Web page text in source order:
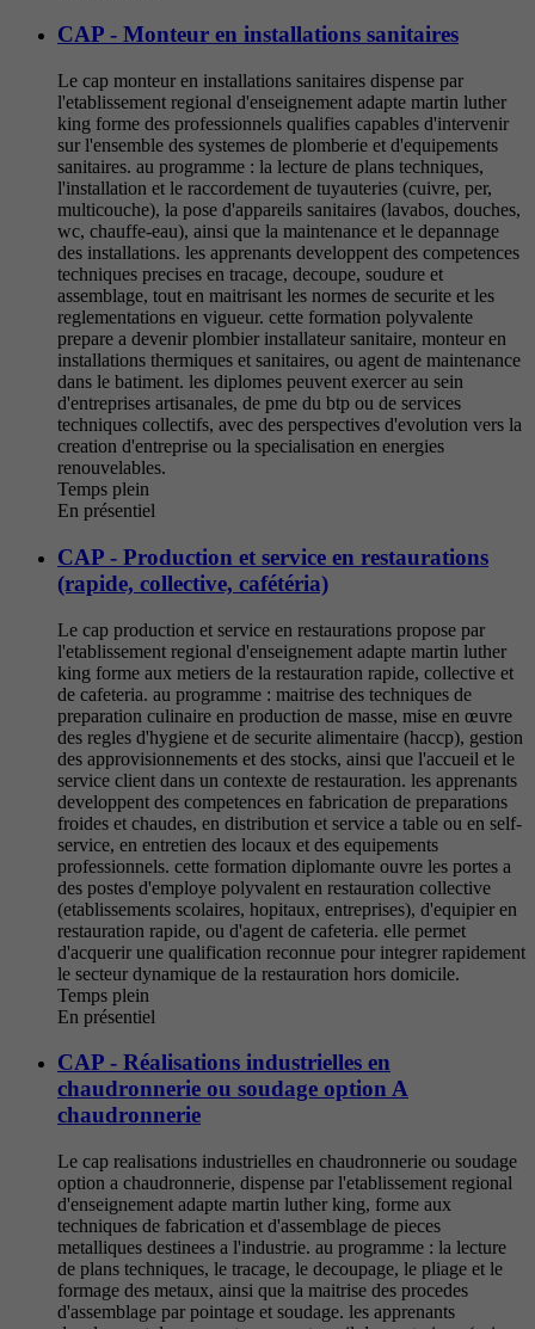
CAP - Monteur en installations sanitaires
Le cap monteur en installations sanitaires dispense par
l'etablissement regional d'enseignement adapte martin luther
king forme des professionnels qualifies capables d'intervenir
sur l'ensemble des systemes de plomberie et d'equipements
sanitaires. au programme : la lecture de plans techniques,
l'installation et le raccordement de tuyauteries (cuivre, per,
multicouche), la pose d'appareils sanitaires (lavabos, douches,
wc, chauffe-eau), ainsi que la maintenance et le depannage
des installations. les apprenants developpent des competences
techniques precises en tracage, decoupe, soudure et
assemblage, tout en maitrisant les normes de securite et les
reglementations en vigueur. cette formation polyvalente
prepare a devenir plombier installateur sanitaire, monteur en
installations thermiques et sanitaires, ou agent de maintenance
dans le batiment. les diplomes peuvent exercer au sein
d'entreprises artisanales, de pme du btp ou de services
techniques collectifs, avec des perspectives d'evolution vers la
creation d'entreprise ou la specialisation en energies
renouvelables.
Temps plein
En présentiel
CAP - Production et service en restaurations
(rapide, collective, cafétéria)
Le cap production et service en restaurations propose par
l'etablissement regional d'enseignement adapte martin luther
king forme aux metiers de la restauration rapide, collective et
de cafeteria. au programme : maitrise des techniques de
preparation culinaire en production de masse, mise en œuvre
des regles d'hygiene et de securite alimentaire (haccp), gestion
des approvisionnements et des stocks, ainsi que l'accueil et le
service client dans un contexte de restauration. les apprenants
developpent des competences en fabrication de preparations
froides et chaudes, en distribution et service a table ou en self-
service, en entretien des locaux et des equipements
professionnels. cette formation diplomante ouvre les portes a
des postes d'employe polyvalent en restauration collective
(etablissements scolaires, hopitaux, entreprises), d'equipier en
restauration rapide, ou d'agent de cafeteria. elle permet
d'acquerir une qualification reconnue pour integrer rapidement
le secteur dynamique de la restauration hors domicile.
Temps plein
En présentiel
CAP - Réalisations industrielles en
chaudronnerie ou soudage option A
chaudronnerie
Le cap realisations industrielles en chaudronnerie ou soudage
option a chaudronnerie, dispense par l'etablissement regional
d'enseignement adapte martin luther king, forme aux
techniques de fabrication et d'assemblage de pieces
metalliques destinees a l'industrie. au programme : la lecture
de plans techniques, le tracage, le decoupage, le pliage et le
formage des metaux, ainsi que la maitrise des procedes
d'assemblage par pointage et soudage. les apprenants